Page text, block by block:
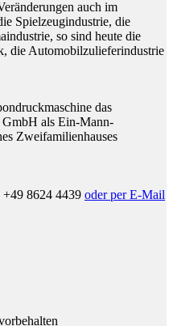
auch im
Spielzeugindustrie, die
so sind heute die
die Automobilzulieferindustrie
das
als Ein-Mann-
Zweifamilienhauses
+49 8624 4439 oder per E-Mail